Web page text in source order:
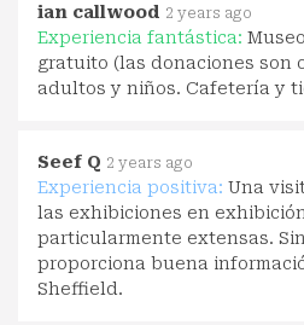
ian callwood 2 years ago
Experiencia fantástica:
gratuito (las donaciones son
adultos y niños. Cafetería y
Seef Q 2 years ago
Experiencia positiva: Una
las exhibiciones en
particularmente extensas.
proporciona buena
Sheffield.